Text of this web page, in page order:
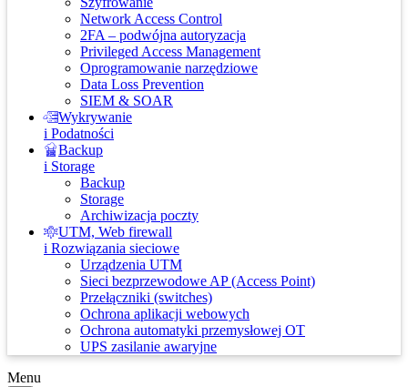
Network Access Control
2FA – podwójna autoryzacja
Privileged Access Management
Oprogramowanie narzędziowe
Data Loss Prevention
SIEM & SOAR
Wykrywanie
i Podatności
Backup
i Storage
Backup
Storage
Archiwizacja poczty
UTM, Web firewall
i Rozwiązania sieciowe
Urządzenia UTM
Sieci bezprzewodowe AP (Access Point)
Przełączniki (switches)
Ochrona aplikacji webowych
Ochrona automatyki przemysłowej OT
UPS zasilanie awaryjne
Menu